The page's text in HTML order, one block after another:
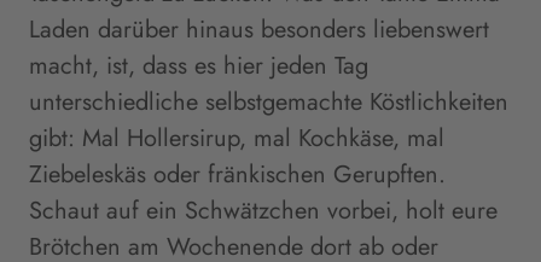
Laden darüber hinaus besonders liebenswert
macht, ist, dass es hier jeden Tag
unterschiedliche selbstgemachte Köstlichkeiten
gibt: Mal Hollersirup, mal Kochkäse, mal
Ziebeleskäs oder fränkischen Gerupften.
Schaut auf ein Schwätzchen vorbei, holt eure
Brötchen am Wochenende dort ab oder